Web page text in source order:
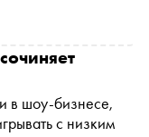
русские
в шоу-бизнесе,
с низким